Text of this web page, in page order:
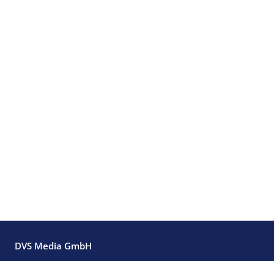
DVS Media GmbH